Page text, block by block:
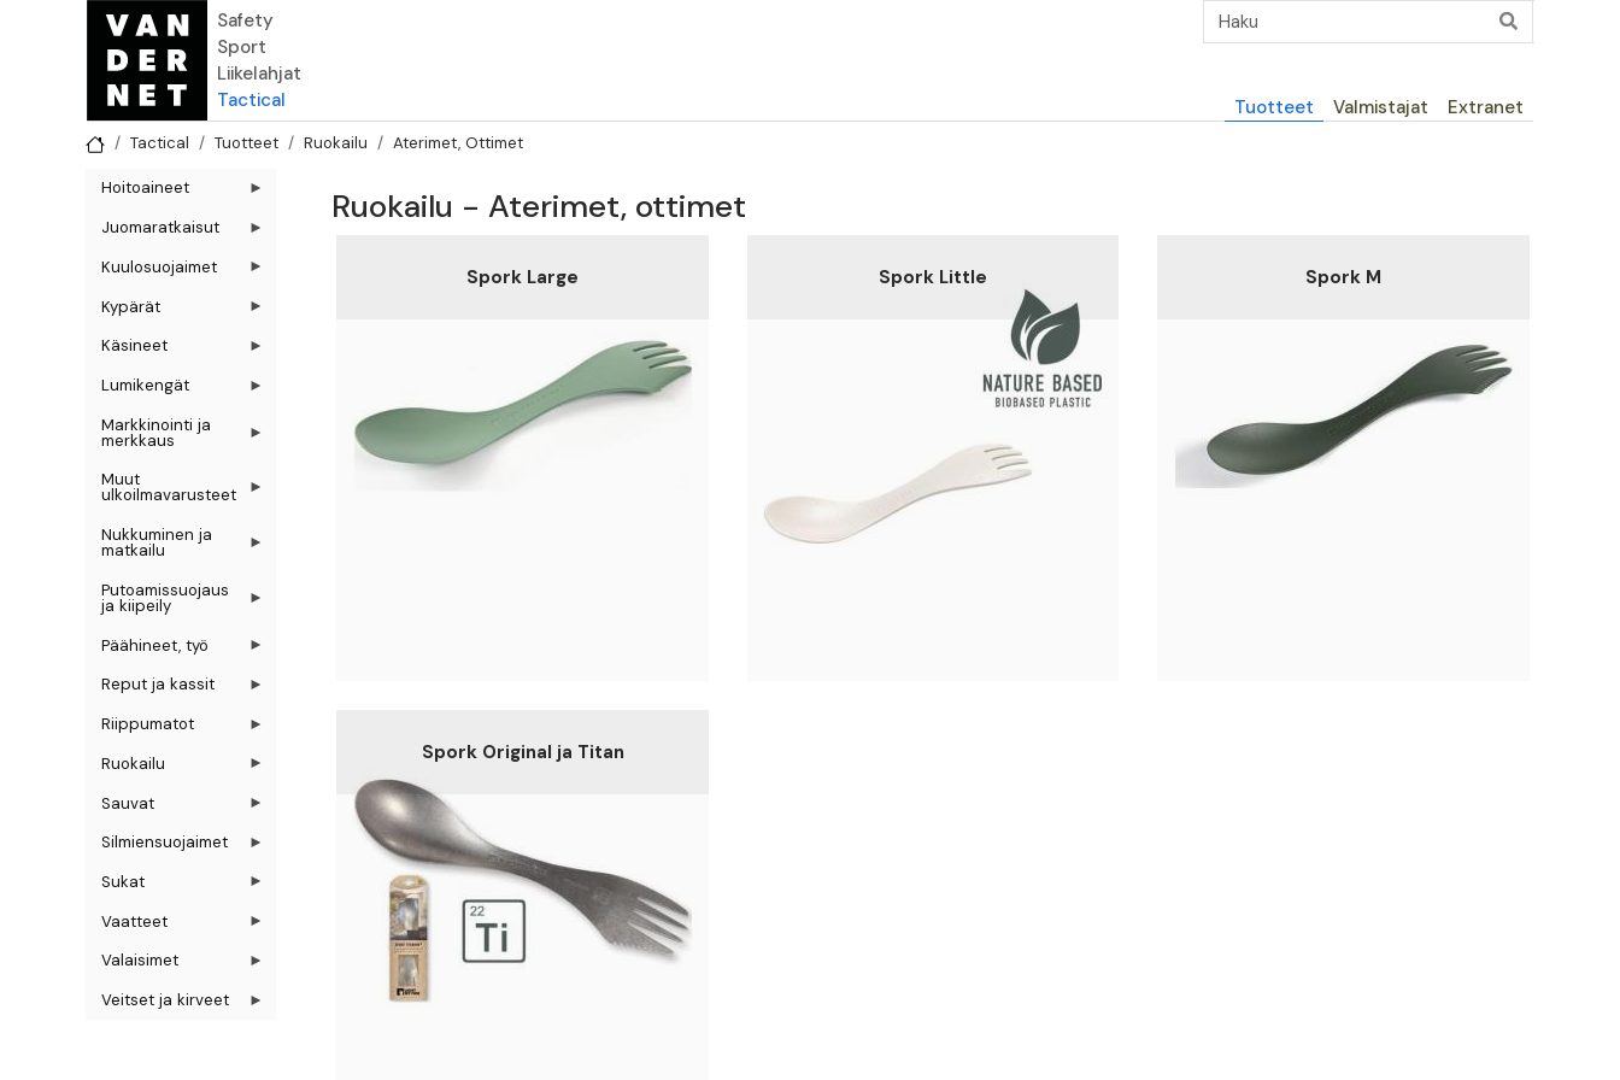
Hyppää pääsisältöön
Safety
Sport
Liikelahjat
Tactical
Päävalikko
Tuotteet Valmistajat Extranet
Tactical Tuotteet Ruokailu Aterimet, Ottimet
Ruokailu - Aterimet, ottimet
Spork Large Spork Little Spork M
Spork Original ja Titan
Hoitoaineet
Juomaratkaisut
Kuulosuojaimet
Kypärät
Käsineet
Lumikengät
Markkinointi ja
merkkaus
Muut
ulkoilmavarusteet
Nukkuminen ja
matkailu
Putoamissuojaus
ja kiipeily
Päähineet, työ
Reput ja kassit
Riippumatot
Ruokailu
Sauvat
Silmiensuojaimet
Sukat
Vaatteet
Valaisimet
Veitset ja kirveet